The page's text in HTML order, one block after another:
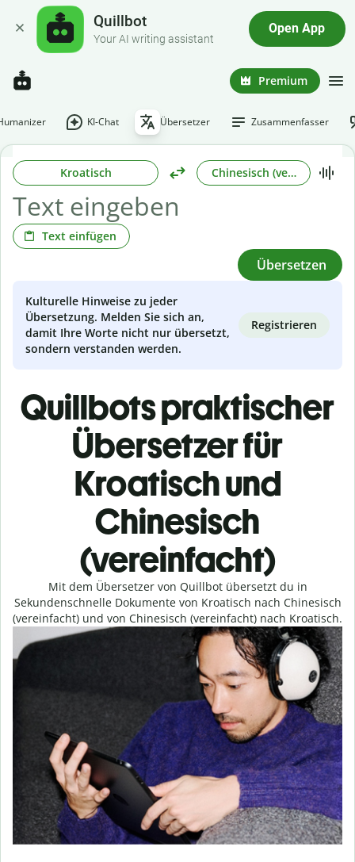
Quillbot
Your AI writing assistant
Open App
Premium
KI-Chat Übersetzer Zusammenfasser
Kroatisch Chinesisch (vereinfacht)
Text einfügen
Übersetzen
Kulturelle Hinweise zu jeder
Übersetzung. Melden Sie sich an,
damit Ihre Worte nicht nur übersetzt,
sondern verstanden werden.
Registrieren
Quillbots praktischer
Übersetzer für
Kroatisch und
Chinesisch
(vereinfacht)
Mit dem Übersetzer von Quillbot übersetzt du in
Sekundenschnelle Dokumente von Kroatisch nach Chinesisch
(vereinfacht) und von Chinesisch (vereinfacht) nach Kroatisch.